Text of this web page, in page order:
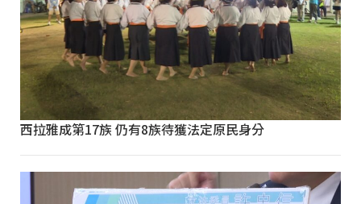
西拉雅成第17族 仍有8族待獲法定原民身分